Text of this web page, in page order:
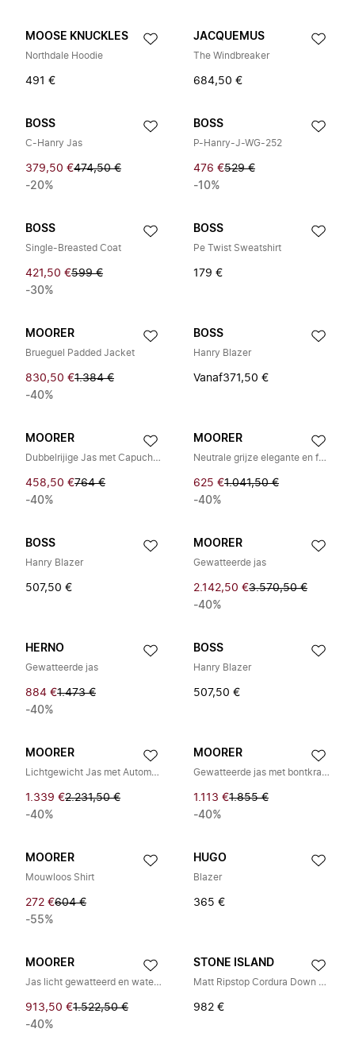
MOOSE KNUCKLES
Northdale Hoodie
491 €
JACQUEMUS
The Windbreaker
684,50 €
BOSS
C-Hanry Jas
379,50 €474,50 €
-20%
BOSS
P-Hanry-J-WG-252
476 €529 €
-10%
BOSS
Single-Breasted Coat
421,50 €599 €
-30%
BOSS
Pe Twist Sweatshirt
179 €
MOORER
Brueguel Padded Jacket
830,50 €1.384 €
-40%
BOSS
Hanry Blazer
Vanaf371,50 €
MOORER
Dubbelrijige Jas met Capuchon
458,50 €764 €
-40%
MOORER
Neutrale grijze elegante en functionele jas
625 €1.041,50 €
-40%
BOSS
Hanry Blazer
507,50 €
MOORER
Gewatteerde jas
2.142,50 €3.570,50 €
-40%
HERNO
Gewatteerde jas
884 €1.473 €
-40%
BOSS
Hanry Blazer
507,50 €
MOORER
Lichtgewicht Jas met Automatische Knopen
1.339 €2.231,50 €
-40%
MOORER
Gewatteerde jas met bontkraag
1.113 €1.855 €
-40%
MOORER
Mouwloos Shirt
272 €604 €
-55%
HUGO
Blazer
365 €
MOORER
Jas licht gewatteerd en waterdicht
913,50 €1.522,50 €
-40%
STONE ISLAND
Matt Ripstop Cordura Down Jacket
982 €